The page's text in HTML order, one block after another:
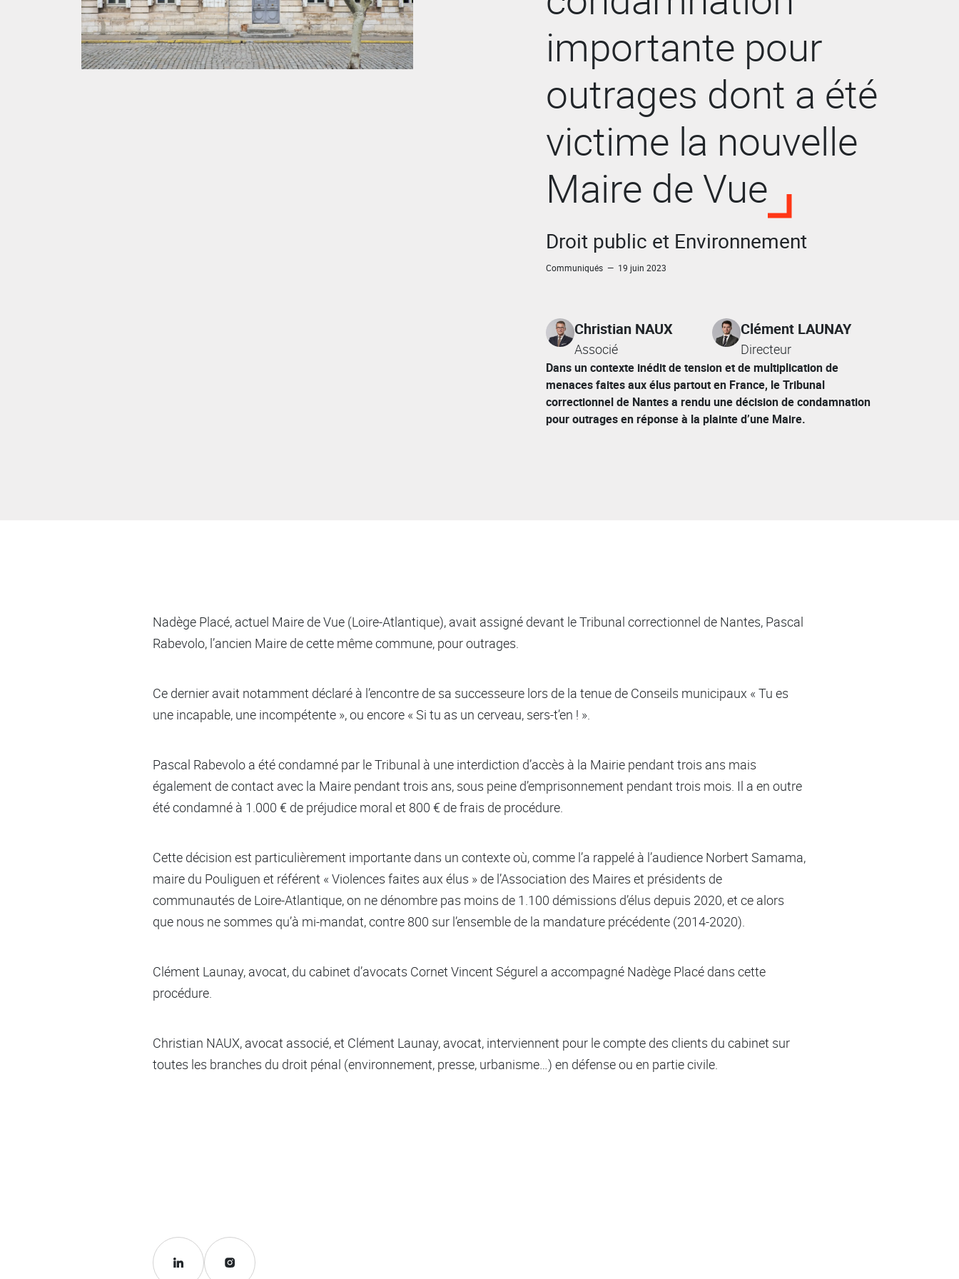
importante pour
outrages dont a été
victime la nouvelle
Maire de Vue
Droit public et Environnement
Communiqués — 19 juin 2023
Christian NAUX
Associé
Clément LAUNAY
Directeur
Dans un contexte inédit de tension et de multiplication de
menaces faites aux élus partout en France, le Tribunal
correctionnel de Nantes a rendu une décision de condamnation
pour outrages en réponse à la plainte d’une Maire.
Nadège Placé, actuel Maire de Vue (Loire-Atlantique), avait assigné devant le Tribunal correctionnel de Nantes, Pascal
Rabevolo, l’ancien Maire de cette même commune, pour outrages.
Ce dernier avait notamment déclaré à l’encontre de sa successeure lors de la tenue de Conseils municipaux « Tu es
une incapable, une incompétente », ou encore « Si tu as un cerveau, sers-t’en ! ».
Pascal Rabevolo a été condamné par le Tribunal à une interdiction d’accès à la Mairie pendant trois ans mais
également de contact avec la Maire pendant trois ans, sous peine d’emprisonnement pendant trois mois. Il a en outre
été condamné à 1.000 € de préjudice moral et 800 € de frais de procédure.
Cette décision est particulièrement importante dans un contexte où, comme l’a rappelé à l’audience Norbert Samama,
maire du Pouliguen et référent « Violences faites aux élus » de l’Association des Maires et présidents de
communautés de Loire-Atlantique, on ne dénombre pas moins de 1.100 démissions d’élus depuis 2020, et ce alors
que nous ne sommes qu’à mi-mandat, contre 800 sur l’ensemble de la mandature précédente (2014-2020).
Clément Launay, avocat, du cabinet d’avocats Cornet Vincent Ségurel a accompagné Nadège Placé dans cette
procédure.
Christian NAUX, avocat associé, et Clément Launay, avocat, interviennent pour le compte des clients du cabinet sur
toutes les branches du droit pénal (environnement, presse, urbanisme…) en défense ou en partie civile.